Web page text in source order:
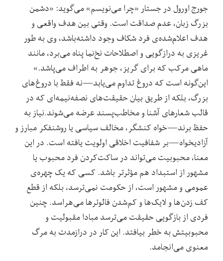
جورج اورول در جستار «چرا می‌نویسم» می‌گوید: «دشمن
بزرگ زبان، عدم صداقت است. وقتی بین هدف واقعی و
هدف اعلام‌شده‌ی فرد شکاف وجود داشته‌باشد، وی به طور
غریزی به درازگویی و اصطلاحات نخ‌نما پناه می‌برد، مانند
ماهی مرکب که برای گریز، جوهر به اطراف می‌پاشد.»
این‌گونه است که دروغ تداوم می‌یابد—نه فقط با دروغ‌های
بزرگ، بلکه از طریق بیان حقیقت‌های نصفه‌نیمه‌ای که در
قالب شعارهای آشنا و مخاطب‌پسند عرضه می‌شوند.نیاز به
حفظ برند—خواه کنشگر، مخالف سیاسی یا روشنفکر مبارز و
آزادیخواه—بر شفافیت اخلاقی اولویت یافته است. در این
معنا، محبوبیت می‌تواند در ساکت‌کردن فرد محبوب یا
مشهور از استبداد هم مؤثرتر باشد. کسی که یک چهره‌ی
عمومی و مشهور است، از حکومت نمی‌ترسد، بلکه از قطع
کف زدن‌ها و لایک‌ها و کم‌شدن فالوئرها می‌هراسد. چنین
فردی از بازگویی حقیقت می‌ترسد مبادا مقبولیت و
محبوبیتش به خطر بیافتد. این کار در درازمدت به مرگ
معنوی می‌انجامد.